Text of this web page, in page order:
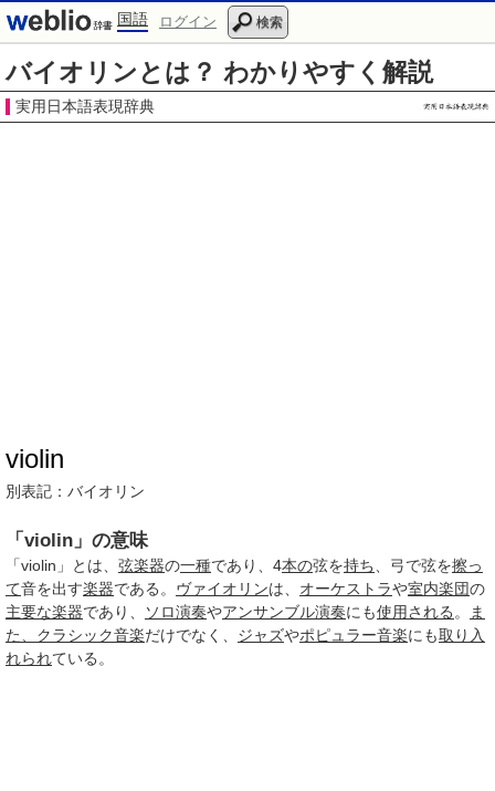
国語 ログイン 検索
バイオリンとは？ わかりやすく解説
実用日本語表現辞典
violin
別表記： バイオリン
「violin」の意味
「violin」とは、 弦楽器の一種であり、4本の弦を持ち 、弓で弦を擦っ
て音を出す楽器である。 ヴァイオリンは、 オーケストラや室内楽団の
主要な楽器であり、 ソロ演奏やアンサンブル演奏にも使用される 。
ま
た、 クラシック音楽だけでなく、 ジャズやポピュラー音楽にも取り入
れられている。